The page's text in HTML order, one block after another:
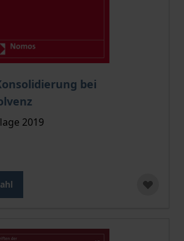
bei
Titels richtet sich nach der
2019